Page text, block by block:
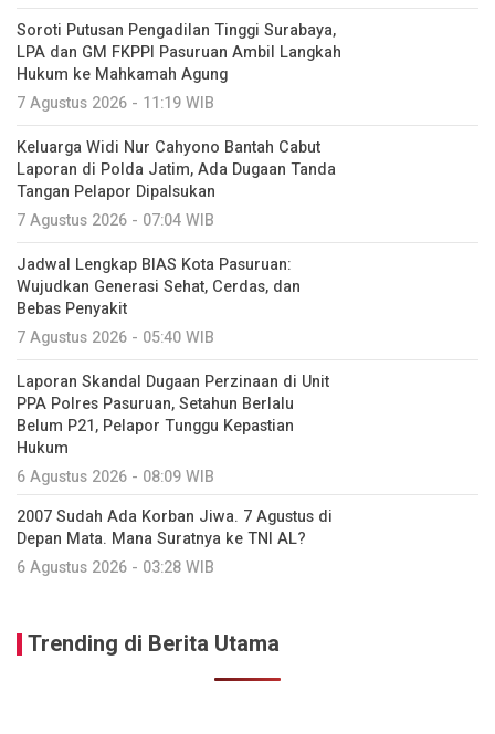
Soroti Putusan Pengadilan Tinggi Surabaya,
LPA dan GM FKPPI Pasuruan Ambil Langkah
Hukum ke Mahkamah Agung
7 Agustus 2026 - 11:19 WIB
Keluarga Widi Nur Cahyono Bantah Cabut
Laporan di Polda Jatim, Ada Dugaan Tanda
Tangan Pelapor Dipalsukan
7 Agustus 2026 - 07:04 WIB
Jadwal Lengkap BIAS Kota Pasuruan:
Wujudkan Generasi Sehat, Cerdas, dan
Bebas Penyakit
7 Agustus 2026 - 05:40 WIB
Laporan Skandal Dugaan Perzinaan di Unit
PPA Polres Pasuruan, Setahun Berlalu
Belum P21, Pelapor Tunggu Kepastian
Hukum
6 Agustus 2026 - 08:09 WIB
2007 Sudah Ada Korban Jiwa. 7 Agustus di
Depan Mata. Mana Suratnya ke TNI AL?
6 Agustus 2026 - 03:28 WIB
Trending di Berita Utama